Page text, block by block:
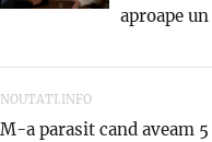
aproape
NOUTATI.INFO
M-a parasit cand aveam